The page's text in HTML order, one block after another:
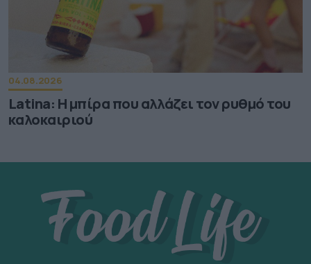
04.08.2026
Latina: Η μπίρα που αλλάζει τον ρυθμό του
καλοκαιριού